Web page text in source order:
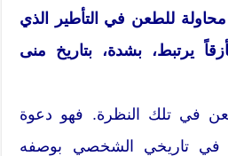
للطعن في التأطير الذي
يرتبط، بشدة، بتاريخ منى
في تلك النظرة. فهو دعوة
في تاريخي الشخصي بوصفه